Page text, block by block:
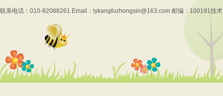
联系电话：010-82088261 Email：lykangfuzhongxin@163.com 邮编：100191技